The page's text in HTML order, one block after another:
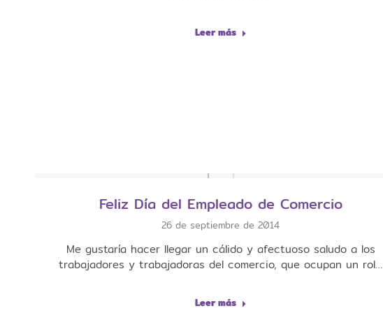
Leer más
Feliz Día del Empleado de Comercio
26 de septiembre de 2014
Me gustaría hacer llegar un cálido y afectuoso saludo a los
trabajadores y trabajadoras del comercio, que ocupan un rol…
Leer más